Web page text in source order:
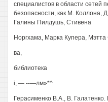
специалистов в области сетей
безопасности, как М. Коллона,
Галины Пилдушь, Стивена
Норгхама, Марка Купера,
ва,
библиотека
i, — --—лм»*^
Герасименко В.А., В.